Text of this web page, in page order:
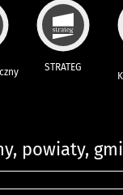
STRATEG
powiaty,